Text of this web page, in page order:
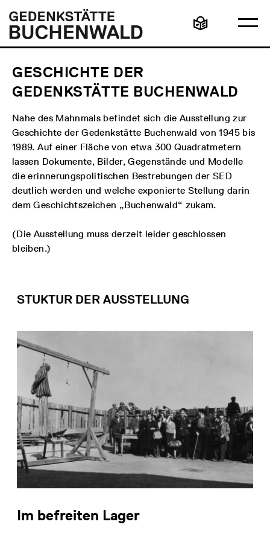
zum
Inhalt
Gedenkstätte
Buchenwald
Leichte
Sprache
GESCHICHTE DER
GEDENKSTÄTTE BUCHENWALD
Nahe des Mahnmals befindet sich die Ausstellung zur
Geschichte der Gedenkstätte Buchenwald von 1945 bis
1989. Auf einer Fläche von etwa 300 Quadratmetern
lassen Dokumente, Bilder, Gegenstände und Modelle
die erinnerungspolitischen Bestrebungen der SED
deutlich werden und welche exponierte Stellung darin
dem Geschichtszeichen „Buchenwald“ zukam.
(Die Ausstellung muss derzeit leider geschlossen
bleiben.)
STUKTUR DER AUSSTELLUNG
Im befreiten Lager